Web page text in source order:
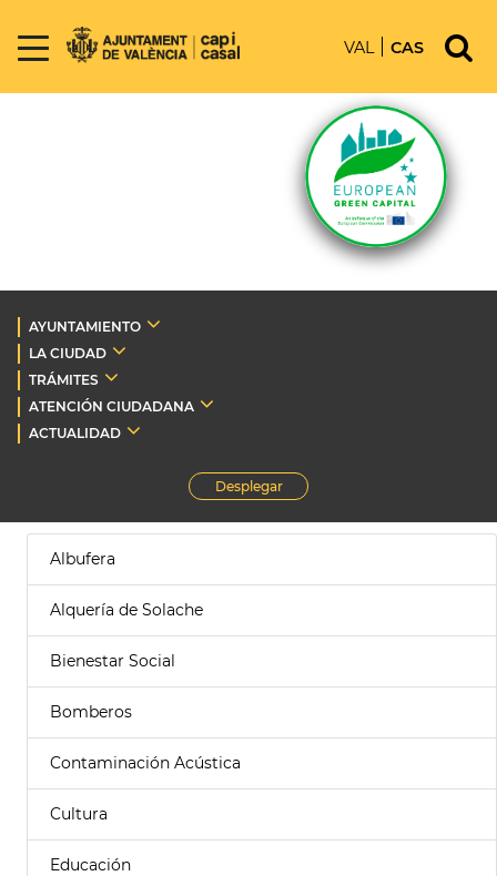
VAL CAS
AYUNTAMIENTO
LA CIUDAD
TRÁMITES
ATENCIÓN CIUDADANA
ACTUALIDAD
Desplegar
Albufera
Alquería de Solache
Bienestar Social
Bomberos
Contaminación Acústica
Cultura
Educación